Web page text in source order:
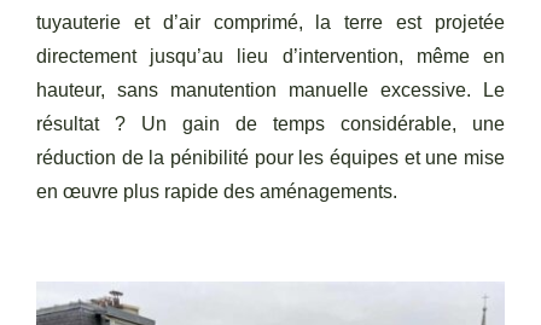
tuyauterie et d’air comprimé, la terre est projetée
directement jusqu’au lieu d’intervention, même en
hauteur, sans manutention manuelle excessive. Le
résultat ? Un gain de temps considérable, une
réduction de la pénibilité pour les équipes et une mise
en œuvre plus rapide des aménagements.